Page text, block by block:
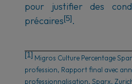
pour justifier des
précaires[5].
[1] Migros Culture Percentage
profession, Rapport final avec
professionnalisation, Sparx,